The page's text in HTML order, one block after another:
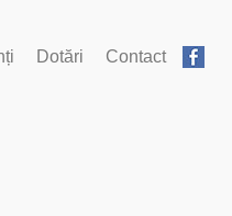
Contact
Dotări